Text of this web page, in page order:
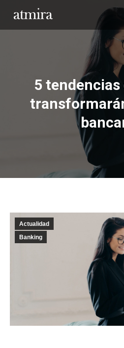
5 tendencias
Estás
Actualidad
Banking